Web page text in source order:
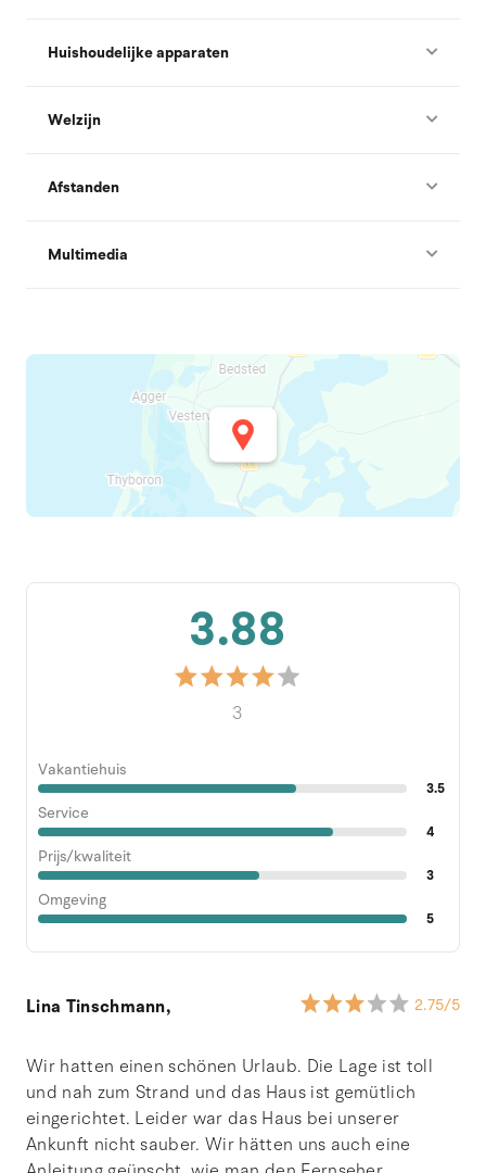
Huishoudelijke apparaten
Welzijn
Afstanden
Multimedia
3.88
3
Vakantiehuis
3.5
Service
4
Prijs/kwaliteit
3
Omgeving
5
Lina Tinschmann, 2.75/5
Wir hatten einen schönen Urlaub. Die Lage ist toll
und nah zum Strand und das Haus ist gemütlich
eingerichtet. Leider war das Haus bei unserer
Ankunft nicht sauber. Wir hätten uns auch eine